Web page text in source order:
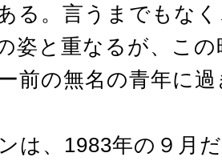
る。言うまでもな
姿と重なるが、こ
前の無名の青年に
は、1983年の９月